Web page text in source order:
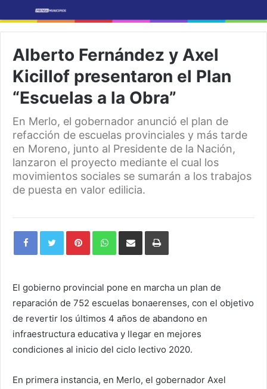
Alberto Fernández y Axel
Kicillof presentaron el Plan
“Escuelas a la Obra”
En Merlo, el gobernador anunció el plan de
refacción de escuelas provinciales y más tarde
en Moreno, junto al Presidente de la Nación,
lanzaron el proyecto mediante el cual los
movimientos sociales se sumarán a los trabajos
de puesta en valor edilicia.
PinterestWhatsAppShare
Email
Print
El gobierno provincial pone en marcha un plan de
reparación de 752 escuelas bonaerenses, con el objetivo
de revertir los últimos 4 años de abandono en
infraestructura educativa y llegar en mejores
condiciones al inicio del ciclo lectivo 2020.
En primera instancia, en Merlo, el gobernador Axel